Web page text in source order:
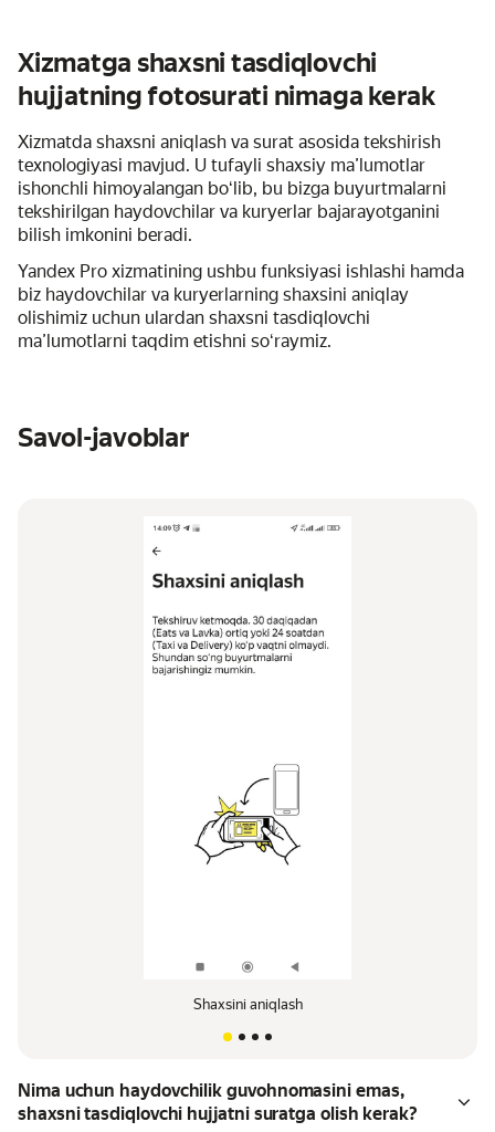
Xizmatga shaxsni tasdiqlovchi
hujjatning fotosurati nimaga kerak
Xizmatda shaxsni aniqlash va surat asosida tekshirish
texnologiyasi mavjud. U tufayli shaxsiy maʼlumotlar
ishonchli himoyalangan boʻlib, bu bizga buyurtmalarni
tekshirilgan haydovchilar va kuryerlar bajarayotganini
bilish imkonini beradi.
Yandex Pro xizmatining ushbu funksiyasi ishlashi hamda
biz haydovchilar va kuryerlarning shaxsini aniqlay
olishimiz uchun ulardan shaxsni tasdiqlovchi
maʼlumotlarni taqdim etishni soʻraymiz.
Savol-javoblar
Shaxsini aniqlash
Nima uchun haydovchilik guvohnomasini emas,
shaxsni tasdiqlovchi hujjatni suratga olish kerak?